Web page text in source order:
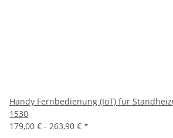
Handy Fernbedienung (IoT) für
1530
179,00 € - 263,90 € *